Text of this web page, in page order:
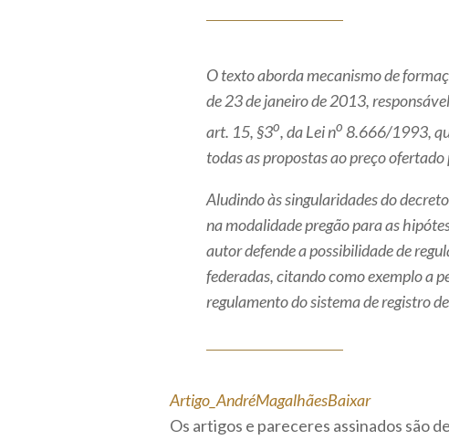
O texto aborda mecanismo de
de 23 de janeiro de 2013,
art. 15, §3o, da Lei no 8.666/1993,
todas as propostas ao preço
Aludindo às singularidades do
na modalidade pregão para as
autor defende a possibilidade de
federadas, citando como exemplo a
regulamento do sistema de registro
Artigo_AndréMagalhãesBaixar
Os artigos e pareceres assinados são